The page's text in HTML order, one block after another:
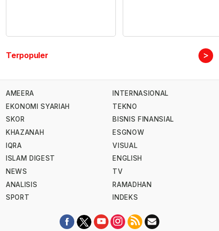
Terpopuler >
AMEERA
EKONOMI SYARIAH
SKOR
KHAZANAH
IQRA
ISLAM DIGEST
NEWS
ANALISIS
SPORT
INTERNASIONAL
TEKNO
BISNIS FINANSIAL
ESGNOW
VISUAL
ENGLISH
TV
RAMADHAN
INDEKS